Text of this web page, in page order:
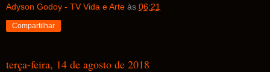
Adyson Godoy - TV Vida e Arte às 06:21
Compartilhar
terça-feira, 14 de agosto de 2018